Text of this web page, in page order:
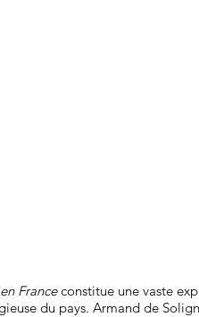
Franceconstitue une vaste
du pays. Armand de